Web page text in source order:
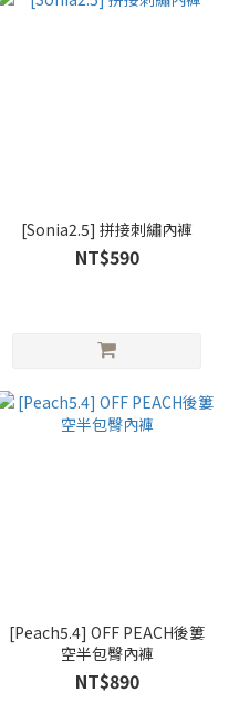
[Sonia2.5] 拼接刺繡內褲
NT$590
[Peach5.4] OFF PEACH後簍
空半包臀內褲
NT$890